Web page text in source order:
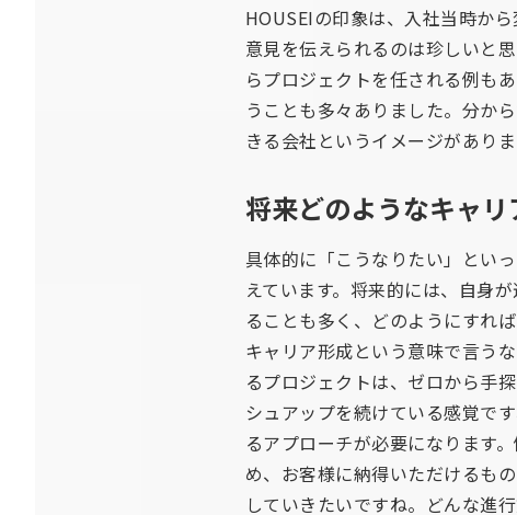
HOUSEIの印象は、入社当時か
意見を伝えられるのは珍しいと
らプロジェクトを任される例も
うことも多々ありました。分か
きる会社というイメージがありま
将来どのようなキャリ
具体的に「こうなりたい」とい
えています。将来的には、自身
ることも多く、どのようにすれ
キャリア形成という意味で言う
るプロジェクトは、ゼロから手
シュアップを続けている感覚で
るアプローチが必要になります
め、お客様に納得いただけるも
していきたいですね。どんな進